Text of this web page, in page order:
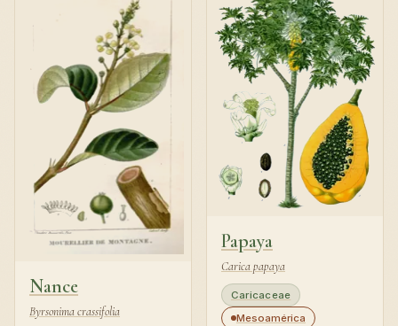
Nance
Byrsonima crassifolia
Papaya
Carica papaya
Caricaceae
Mesoamérica